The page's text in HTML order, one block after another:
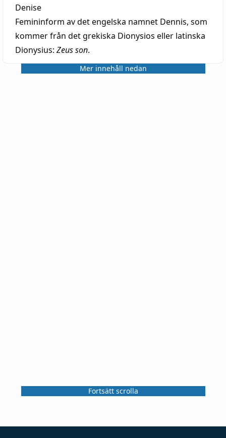
Denise
Femininform av det engelska namnet Dennis, som
kommer från det grekiska Dionysios eller latinska
Dionysius: Zeus son.
Mer innehåll nedan
Fortsätt scrolla